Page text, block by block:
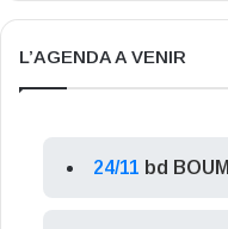
L’AGENDA A VENIR
24/11 bd BOUM